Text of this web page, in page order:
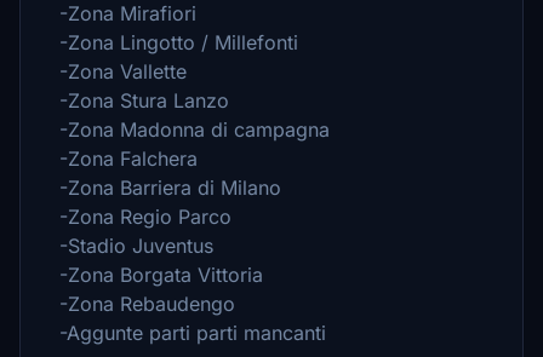
-Zona Mirafiori
-Zona Lingotto / Millefonti
-Zona Vallette
-Zona Stura Lanzo
-Zona Madonna di campagna
-Zona Falchera
-Zona Barriera di Milano
-Zona Regio Parco
-Stadio Juventus
-Zona Borgata Vittoria
-Zona Rebaudengo
-Aggunte parti parti mancanti